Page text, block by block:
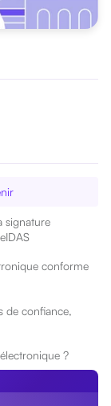
signature
conforme
de confiance,
?